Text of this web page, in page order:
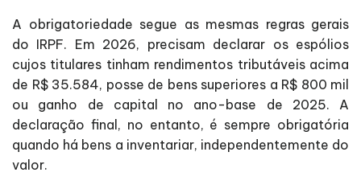
A obrigatoriedade segue as mesmas regras gerais
do IRPF. Em 2026, precisam declarar os espólios
cujos titulares tinham rendimentos tributáveis acima
de R$ 35.584, posse de bens superiores a R$ 800 mil
ou ganho de capital no ano-base de 2025. A
declaração final, no entanto, é sempre obrigatória
quando há bens a inventariar, independentemente do
valor.